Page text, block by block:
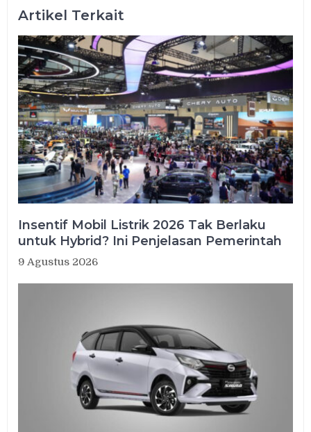
Artikel Terkait
Insentif Mobil Listrik 2026 Tak Berlaku
untuk Hybrid? Ini Penjelasan Pemerintah
9 Agustus 2026